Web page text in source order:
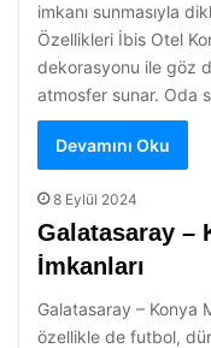
imkanı sunmasıyla
Özellikleri İbis Otel
dekorasyonu ile göz
atmosfer sunar. Oda
Devamını Oku
8 Eylül 2024
Galatasaray –
İmkanları
Galatasaray – Konya
özellikle de futbol,